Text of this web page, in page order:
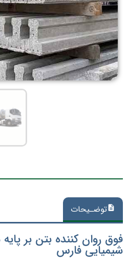
توضـیحات
فوق روان کننده بتن بر
شیمیایی فارس